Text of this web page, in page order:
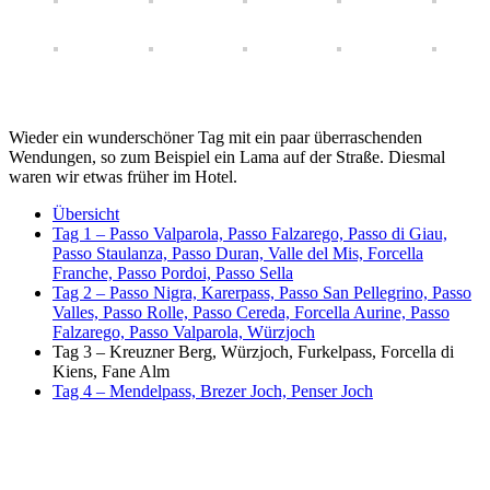
Wieder ein wunderschöner Tag mit ein paar überraschenden
Wendungen, so zum Beispiel ein Lama auf der Straße. Diesmal
waren wir etwas früher im Hotel.
Übersicht
Tag 1 – Passo Valparola, Passo Falzarego, Passo di Giau,
Passo Staulanza, Passo Duran, Valle del Mis, Forcella
Franche, Passo Pordoi, Passo Sella
Tag 2 – Passo Nigra, Karerpass, Passo San Pellegrino, Passo
Valles, Passo Rolle, Passo Cereda, Forcella Aurine, Passo
Falzarego, Passo Valparola, Würzjoch
Tag 3 – Kreuzner Berg, Würzjoch, Furkelpass, Forcella di
Kiens, Fane Alm
Tag 4 – Mendelpass, Brezer Joch, Penser Joch